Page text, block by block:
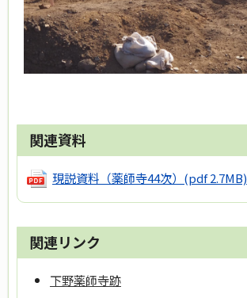
関連資料
現説資料（薬師寺44次） (pdf 2.7MB)
関連リンク
下野薬師寺跡